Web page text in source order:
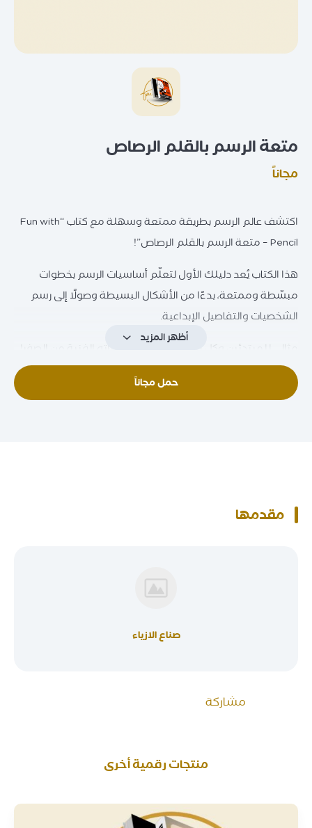
متعة الرسم بالقلم الرصاص
مجاناً
اكتشف عالم الرسم بطريقة ممتعة وسهلة مع كتاب “Fun with
Pencil – متعة الرسم بالقلم الرصاص”!
هذا الكتاب يُعد دليلك الأول لتعلّم أساسيات الرسم بخطوات
مبسّطة وممتعة، بدءًا من الأشكال البسيطة وصولًا إلى رسم
الشخصيات والتفاصيل الإبداعية.
مثالي للمبتدئين وكل من يرغب بتطوير مهاراته الفنية من الصفر!
أظهر المزيد
حمل مجاناً
مقدمها
صناع الازياء
مشاركة
منتجات رقمية أخرى